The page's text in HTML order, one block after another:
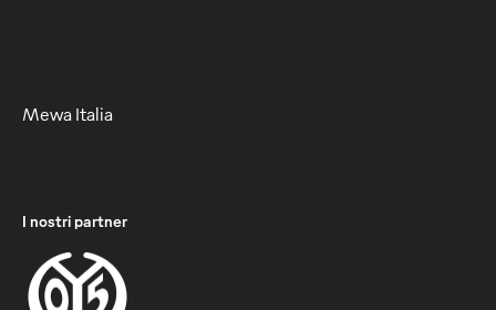
Mewa Italia
I nostri partner